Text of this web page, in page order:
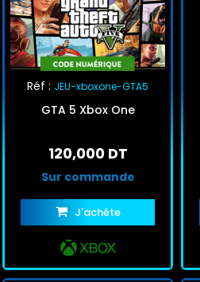
Réf : JEU-xboxone-GTA5
GTA 5 Xbox One
120,000 DT
Sur commande
J'achète